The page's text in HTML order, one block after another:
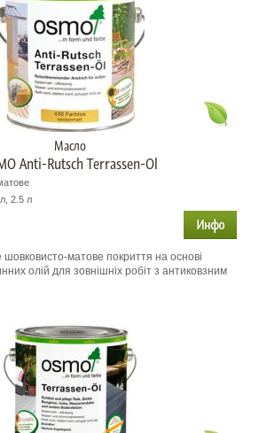
Масло
Anti-Rutsch Terrassen-Ol
2.5 л
матове покриття на основі
олій для зовнішніх робіт з антиковзним